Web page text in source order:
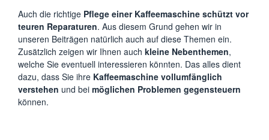
Auch die richtige Pflege einer Kaffeemaschine schützt vor
teuren Reparaturen. Aus diesem Grund gehen wir in
unseren Beiträgen natürlich auch auf diese Themen ein.
Zusätzlich zeigen wir Ihnen auch kleine Nebenthemen,
welche Sie eventuell interessieren könnten. Das alles dient
dazu, dass Sie ihre Kaffeemaschine vollumfänglich
verstehen und bei möglichen Problemen gegensteuern
können.